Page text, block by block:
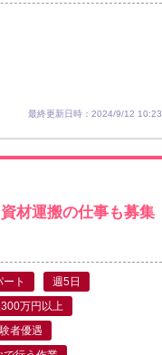
最終更新日時：2024/9/12 10:23
材運搬の仕事も募集
ート
週5日
万円以上
者優遇